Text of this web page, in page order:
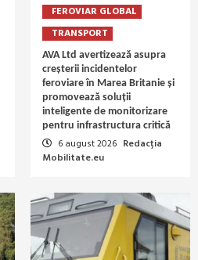
FEROVIAR GLOBAL
TRANSPORT
AVA Ltd avertizează asupra
creșterii incidentelor
feroviare în Marea Britanie și
promovează soluții
inteligente de monitorizare
pentru infrastructura critică
6 august 2026 Redacția
Mobilitate.eu